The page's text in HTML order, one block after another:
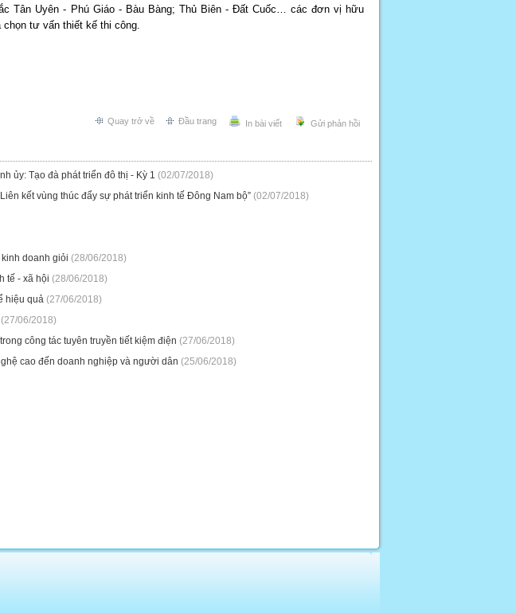
Tân Uyên - Phú Giáo - Bàu Bàng; Thủ Biên - Đất Cuốc… các đơn vị hữu
tư vấn thiết kế thi công.
Gửi phản hồi
In bài viết
Đầu trang
Quay trở về
ủy: Tạo đà phát triển đô thị - Kỳ 1 (02/07/2018)
kết vùng thúc đẩy sự phát triển kinh tế Đông Nam bộ” (02/07/2018)
doanh giỏi (28/06/2018)
tế - xã hội (28/06/2018)
hiệu quả (27/06/2018)
(27/06/2018)
công tác tuyên truyền tiết kiệm điện (27/06/2018)
cao đến doanh nghiệp và người dân (25/06/2018)